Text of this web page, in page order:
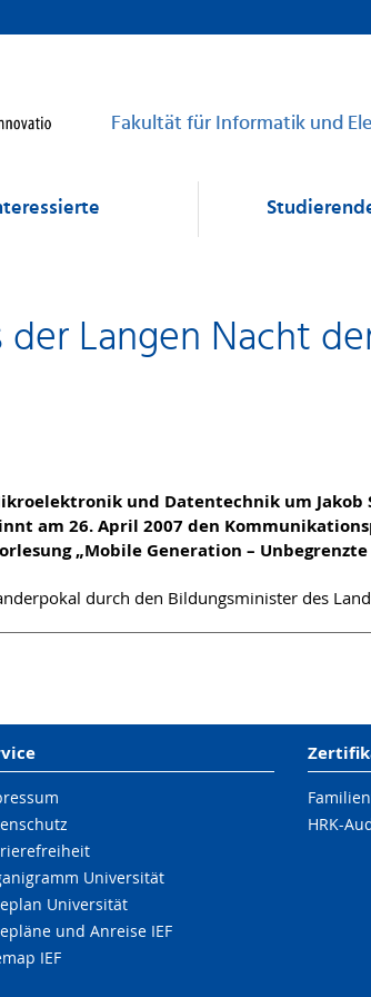
Fakultät für Informatik und
Langen Nacht
und Datentechnik um Jakob
am 26. April 2007 den
„Mobile Generation –
durch den Bildungsminister des
Universität
Universität
und Anreise IEF
IEF
HRK-